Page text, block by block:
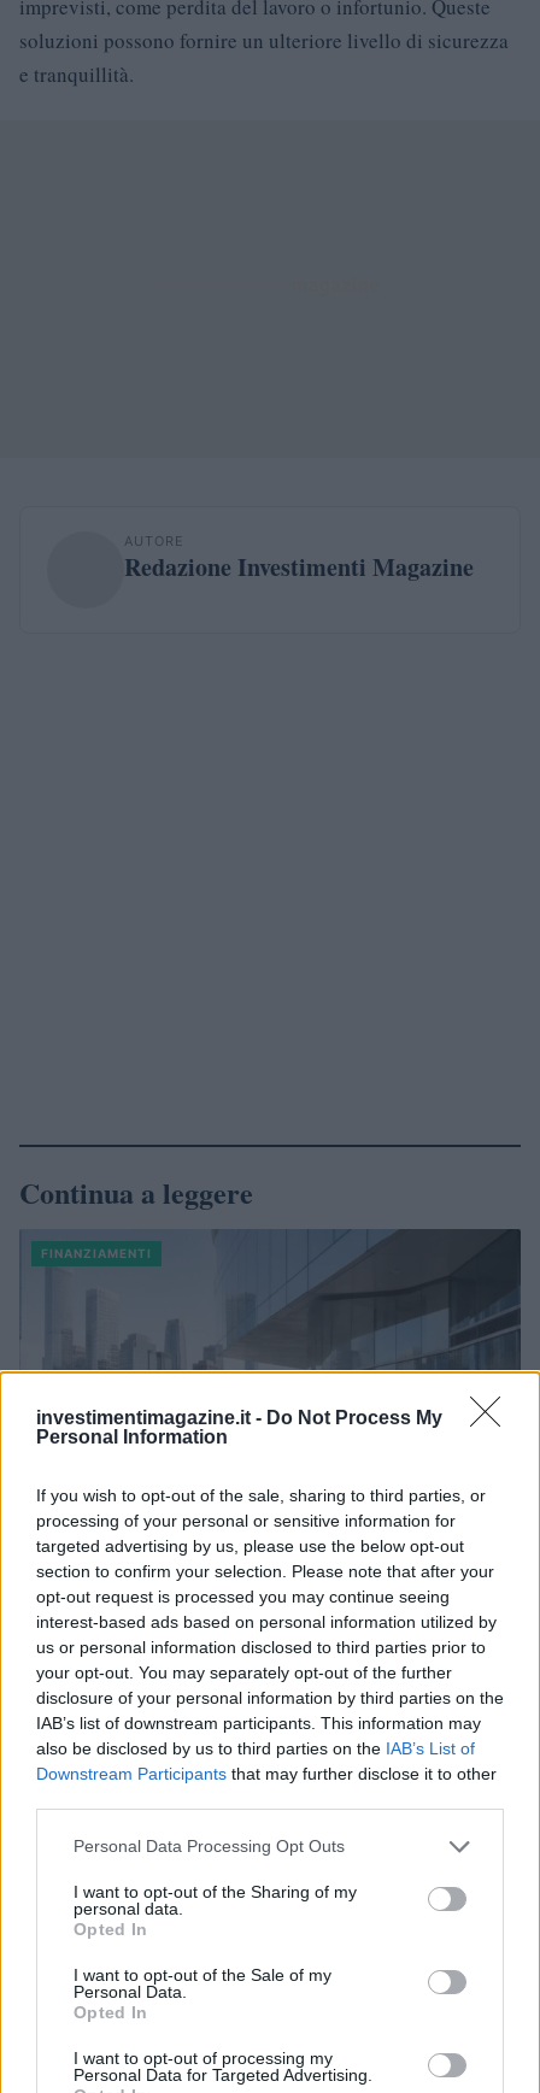
investimentimagazine.it - Do Not Process My
Personal Information
If you wish to opt-out of the sale, sharing to third parties, or
processing of your personal or sensitive information for
targeted advertising by us, please use the below opt-out
section to confirm your selection. Please note that after your
opt-out request is processed you may continue seeing
interest-based ads based on personal information utilized by
us or personal information disclosed to third parties prior to
your opt-out. You may separately opt-out of the further
disclosure of your personal information by third parties on the
IAB’s list of downstream participants. This information may
also be disclosed by us to third parties on the IAB’s List of
Downstream Participants that may further disclose it to other
Please note that this website/app uses one or more Google
not limited to your visit or usage behaviour. You may click to
grant or deny consent to Google and its third-party tags to
use your data for below specified purposes in below Google
consent section.
Personal Data Processing Opt Outs
I want to opt-out of the Sharing of my
personal data.
Opted In
I want to opt-out of the Sale of my
Personal Data.
Opted In
I want to opt-out of processing my
Personal Data for Targeted Advertising.
imprevisti, come perdita del lavoro o infortunio. Queste
soluzioni possono fornire un ulteriore livello di sicurezza
e tranquillità.
AUTORE
Redazione Investimenti Magazine
Continua a leggere
FINANZIAMENTI
Prestito obbligazionario Borgosesia 2026-2029: tasso fisso al
6,50% e cedole trimestrali
Francesca Spadaro · 7 Ago 2026
FINANZIAMENTI
Assegnati 98 milioni per la progettazione di opere pubbliche nel
Francesca Galli · 7 Ago 2026